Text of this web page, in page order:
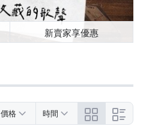
新賣家享優惠
價格 時間